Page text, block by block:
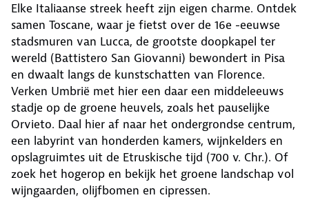
Elke Italiaanse streek heeft zijn eigen charme. Ontdek
samen Toscane, waar je fietst over de 16e -eeuwse
stadsmuren van Lucca, de grootste doopkapel ter
wereld (Battistero San Giovanni) bewondert in Pisa
en dwaalt langs de kunstschatten van Florence.
Verken Umbrië met hier een daar een middeleeuws
stadje op de groene heuvels, zoals het pauselijke
Orvieto. Daal hier af naar het ondergrondse centrum,
een labyrint van honderden kamers, wijnkelders en
opslagruimtes uit de Etruskische tijd (700 v. Chr.). Of
zoek het hogerop en bekijk het groene landschap vol
wijngaarden, olijfbomen en cipressen.